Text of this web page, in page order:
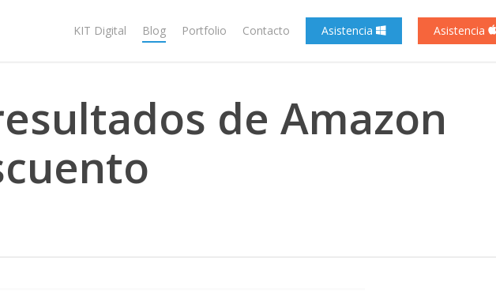
KIT Digital Blog Portfolio Contacto Asistencia Asistencia
de Amazon